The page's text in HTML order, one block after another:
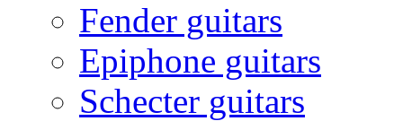
Fender guitars
Epiphone guitars
Schecter guitars